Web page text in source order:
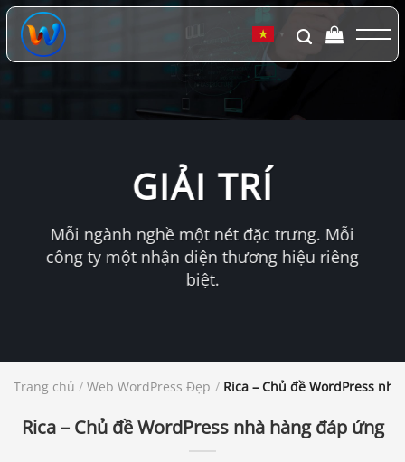
Chuyển
đến
dung
▼
GIẢI TRÍ
Mỗi ngành nghề một nét đặc trưng. Mỗi
công ty một nhận diện thương hiệu riêng
biệt.
Trang chủ / Web WordPress Đẹp / Rica – Chủ đề WordPress
Rica – Chủ đề WordPress nhà hàng đáp ứng